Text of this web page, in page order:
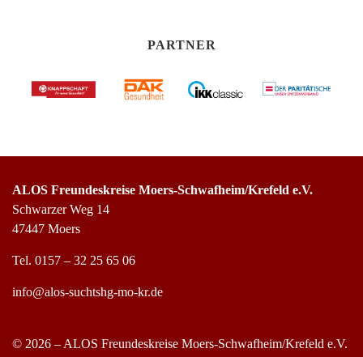
PARTNER
ALOS Freundeskreise Moers-Schwafheim/Krefeld e.V.
Schwarzer Weg 14
47447 Moers
Tel. 0157 – 32 25 65 06
info@alos-suchtshg-mo-kr.de
© 2026 – ALOS Freundeskreise Moers-Schwafheim/Krefeld e.V.